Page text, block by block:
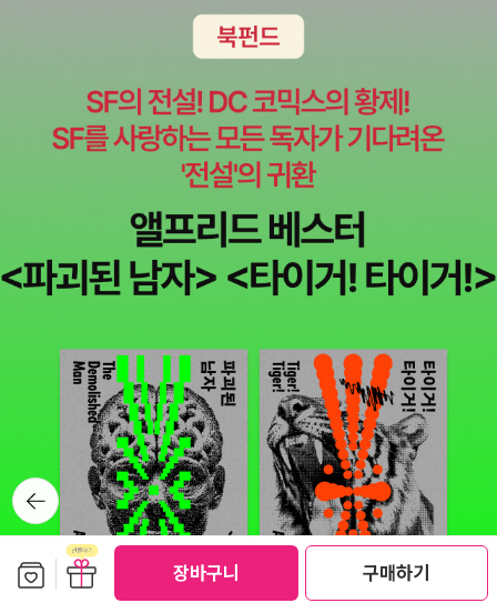
장바구니 구매하기
은 잊으면서 살아갑니다. 그러다 어느 날 꿈속에서 마주치기도 하고
요, 그러다 다시 잊어버립니다. 때로는 사라지기도 하고, 다시 비슷한
다. 그러다 이미 낯선 것들이 되어서 인연이 닿지 않는 그런 것들일 수
도 있겠다는, 그러니까 지나온 것들은 어느 날엔가는 많은 것들이 처
음과 달라져서 이미 꿈속의 세계처럼 낯선 것이 되기도 한다는 것을
이란 그 때의 조각같은 것일 지도 모르지만, 지나고 나면 많은 것들은
사라지고, 모르는 사이에 잊혀집니다. 잊고 그 자리에 다른 것들을 새
로 쓰고, 넣고, 그렇게 계속해서 이전과 다른 방식으로 바꾸어갑니다.
고 싶은 마음이 강할 때도 있었어요. 하지만 지나온 일들은 잘 지나가
는 것이 좋다는 생각이 며칠 전 아침에는 들었습니다. 지금은 그래도
어느 날에는 과거의 일들이 떠올랐을 때, 돌아가고 싶을지도 모르지
요. 하지만 그 때는 그 때의 일이고, 오늘은 오늘의 일입니다. 날씨가
좋으니, 잠깐이라도 바깥에 나가서 걷고 싶은 마음이 생겼습니다. 햇
볕을 잘 받고 싶어졌어요. 따뜻한 하루 보내고 계신가요. 점심 맛있게
드시고, 기분 좋은 오후 보내세요.^^ 9월 19일에 찍은 사진입니
다. 여름을 지나 가을이 되니 하늘이 파란 날이 조금씩 많아지던 시기
였어요. 그 때는 이런 날들이 늘 있을 것 같았는데, 겨울이 가까워지는
뒤로가
기